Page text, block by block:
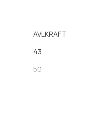
AVLKRAFT
43
50